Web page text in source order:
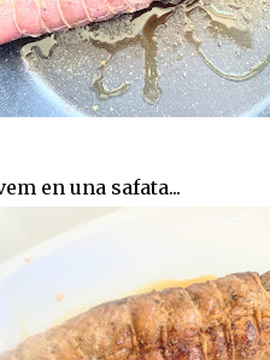
en una safata...